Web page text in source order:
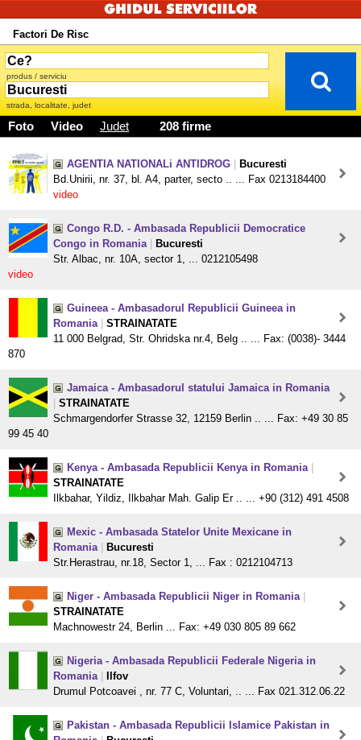
Factori De Risc
produs / serviciu
strada, localitate, judet
Foto Video Judet 208 firme
AGENTIA NATIONALi ANTIDROG
Bucuresti
Bd.Unirii, nr. 37, bl. A4, parter, secto .. ... Fax 0213184400
video
Congo R.D. - Ambasada Republicii Democratice
Congo in Romania
Bucuresti
Str. Albac, nr. 10A, sector 1, ... 0212105498
video
Guineea - Ambasadorul Republicii Guineea in
Romania
STRAINATATE
11 000 Belgrad, Str. Ohridska nr.4, Belg .. ... Fax: (0038)- 3444
870
Jamaica - Ambasadorul statului Jamaica in Romania
STRAINATATE
Schmargendorfer Strasse 32, 12159 Berlin .. ... Fax: +49 30 85
99 45 40
Kenya - Ambasada Republicii Kenya in Romania
STRAINATATE
Ilkbahar, Yildiz, Ilkbahar Mah. Galip Er .. ... +90 (312) 491 4508
Mexic - Ambasada Statelor Unite Mexicane in
Romania
Bucuresti
Str.Herastrau, nr.18, Sector 1, ... Fax : 0212104713
Niger - Ambasada Republicii Niger in Romania
STRAINATATE
Machnowestr 24, Berlin ... Fax: +49 030 805 89 662
Nigeria - Ambasada Republicii Federale Nigeria in
Romania
Ilfov
Drumul Potcoavei , nr. 77 C, Voluntari, .. ... Fax 021.312.06.22
Pakistan - Ambasada Republicii Islamice Pakistan in